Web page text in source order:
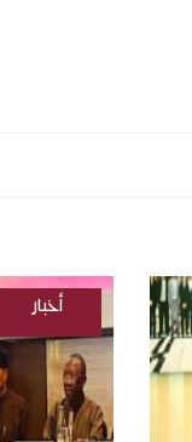
أخبار
/
السودانية